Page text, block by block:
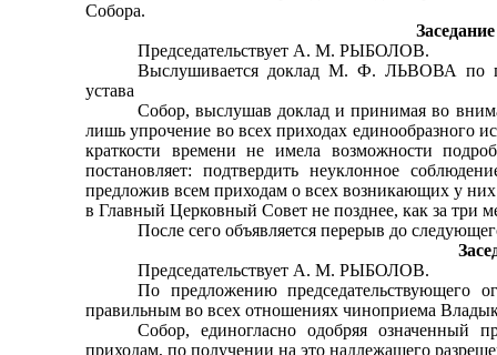
Собора.
Председательствует А. М. РЫБОЛОВ.
Выслушивается доклад М. Ф. ЛЬВОВА по
устава
Собор, выслушав доклад и принимая во
лишь упрочение во всех приходах единообразного
краткости времени не имела возможности
постановляет: подтвердить неуклонное
предложив всем приходам о всех возникающих у
в Главный Церковный Совет не позднее, как за три
После сего объявляется перерыв до
Председательствует А. М. РЫБОЛОВ.
По предложению председательствующего
правиль­ным во всех отношениях чиноприема
Собор, единогласно одобряя означенный
приходам, по получении на это надлежащего